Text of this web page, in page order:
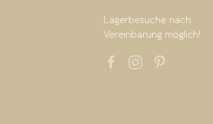
Lagerbesuche nach
Vereinbarung möglich!